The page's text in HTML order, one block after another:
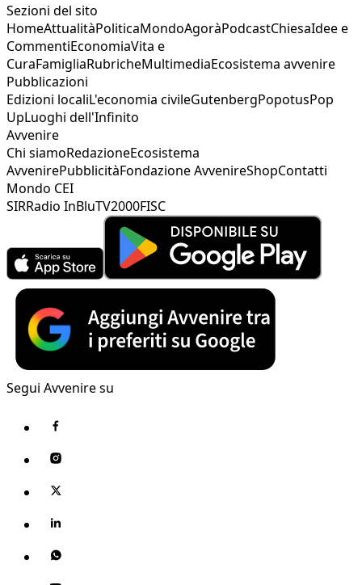
Sezioni del sito
HomeAttualitàPoliticaMondoAgoràPodcastChiesaIdee e
CommentiEconomiaVita e
CuraFamigliaRubricheMultimediaEcosistema avvenire
Pubblicazioni
Edizioni localiL'economia civileGutenbergPopotusPop
UpLuoghi dell'Infinito
Avvenire
Chi siamoRedazioneEcosistema
AvvenirePubblicitàFondazione AvvenireShopContatti
Mondo CEI
SIRRadio InBluTV2000FISC
Segui Avvenire su